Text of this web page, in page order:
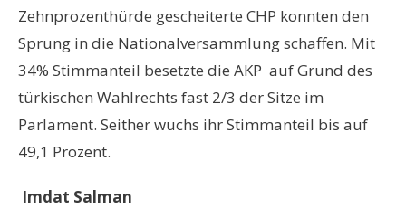
Zehnprozenthürde gescheiterte CHP konnten den
Sprung in die Nationalversammlung schaffen. Mit
34% Stimmanteil besetzte die AKP auf Grund des
türkischen Wahlrechts fast 2/3 der Sitze im
Parlament. Seither wuchs ihr Stimmanteil bis auf
49,1 Prozent.
Imdat Salman